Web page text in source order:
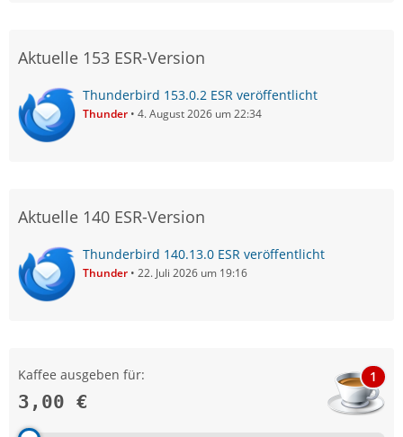
Aktuelle 153 ESR-Version
Thunderbird 153.0.2 ESR veröffentlicht
Thunder 4. August 2026 um 22:34
Aktuelle 140 ESR-Version
Thunderbird 140.13.0 ESR veröffentlicht
Thunder 22. Juli 2026 um 19:16
Kaffee ausgeben für:
3,00 €
1